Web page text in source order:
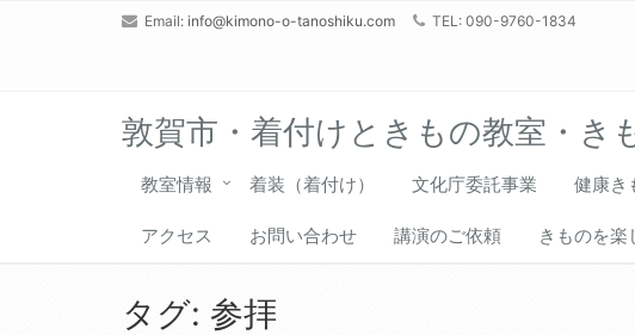
Email: info@kimono-o-tanoshiku.com TEL: 090-9760-1834
敦賀市・着付けときもの教室・
教室情報 着装（着付け） 文化庁委託事業 健康き
アクセス お問い合わせ 講演のご依頼 きものを楽
タグ: 参拝